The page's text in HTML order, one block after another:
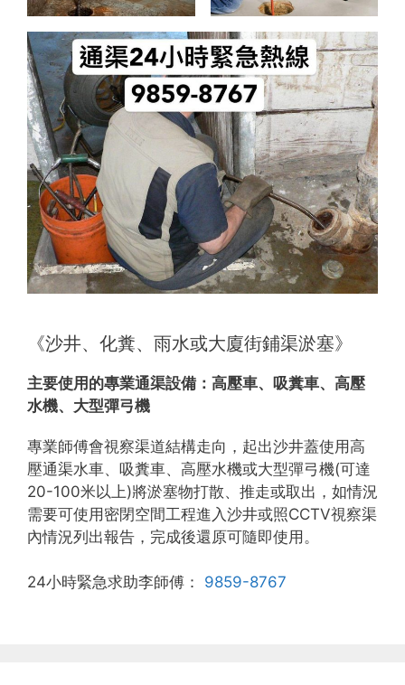
《沙井、化糞、雨水或大廈街鋪渠淤塞》
主要使用的專業通渠設備： 高壓車、吸糞車、高壓
水機、大型彈弓機
專業師傅會視察渠道結構走向，起出沙井蓋使用高
壓通渠水車、吸糞車、高壓水機或大型彈弓機(可達
20-100米以上)將淤塞物打散、推走或取出，如情況
需要可使用密閉空間工程進入沙井或照CCTV視察渠
內情況列出報告，完成後還原可隨即使用。
24小時緊急求助李師傅： 9859-8767